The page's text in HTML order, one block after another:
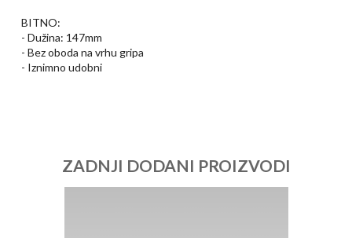
BITNO:
- Dužina: 147mm
- Bez oboda na vrhu gripa
- Iznimno udobni
ZADNJI DODANI PROIZVODI